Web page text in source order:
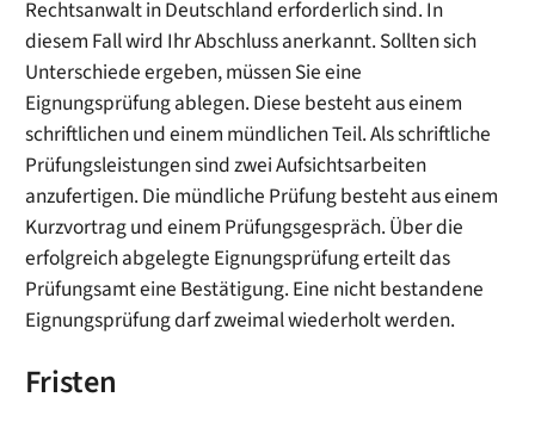
Rechtsanwalt in Deutschland erforderlich sind. In
diesem Fall wird Ihr Abschluss anerkannt. Sollten sich
Unterschiede ergeben, müssen Sie eine
Eignungsprüfung ablegen. Diese besteht aus einem
schriftlichen und einem mündlichen Teil. Als schriftliche
Prüfungsleistungen sind zwei Aufsichtsarbeiten
anzufertigen. Die mündliche Prüfung besteht aus einem
Kurzvortrag und einem Prüfungsgespräch. Über die
erfolgreich abgelegte Eignungsprüfung erteilt das
Prüfungsamt eine Bestätigung. Eine nicht bestandene
Eignungsprüfung darf zweimal wiederholt werden.
Fristen